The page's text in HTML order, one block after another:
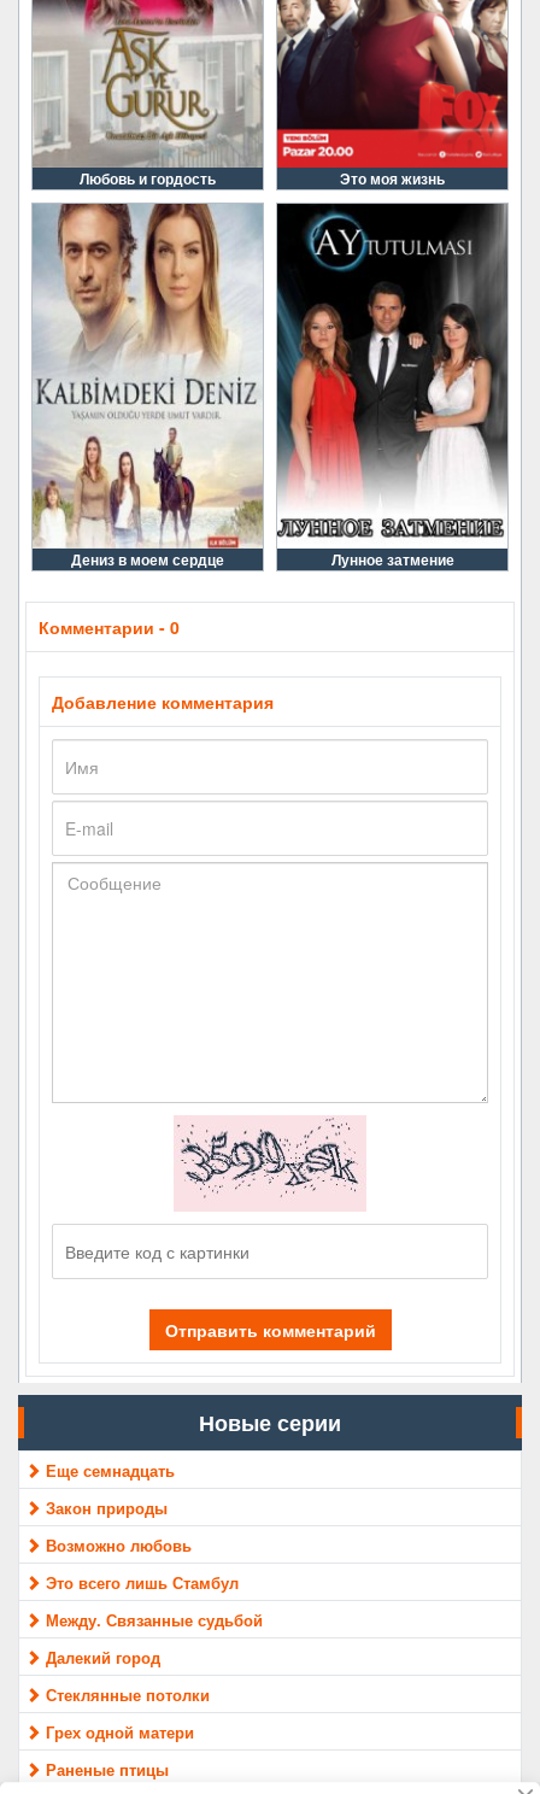
Любовь и гордость Это моя жизнь
Дениз в моем сердце Лунное затмение
Комментарии - 0
Добавление комментария
Отправить комментарий
Новые серии
Еще семнадцать
Закон природы
Возможно любовь
Это всего лишь Стамбул
Между. Связанные судьбой
Далекий город
Стеклянные потолки
Грех одной матери
Раненые птицы